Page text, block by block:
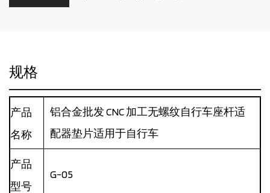
规格
产品
名称
铝合金批发 CNC 加工无螺纹自行车座杆适
配器垫片适用于自行车
产品
型号
G-05